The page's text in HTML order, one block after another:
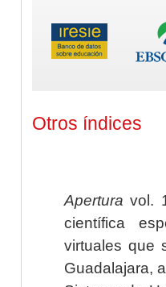
Otros índices
Apertura vol.
científica
virtuales que
Guadalajara,